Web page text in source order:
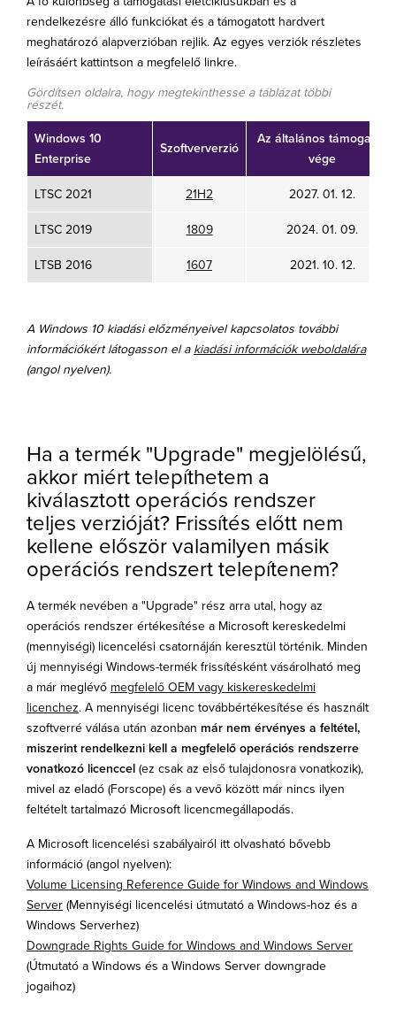
rendelkezésre álló funkciókat és a támogatott hardvert
meghatározó alapverzióban rejlik. Az egyes verziók részletes
leírásáért kattintson a megfelelő linkre.
Gördítsen oldalra, hogy megtekinthesse a táblázat többi
részét.
Windows 10
Enterprise
Szoftververzió
Az általános támogatás
vége
LTSC 2021 21H2 2027. 01. 12.
LTSC 2019 1809 2024. 01. 09.
LTSB 2016 1607 2021. 10. 12.
A Windows 10 kiadási előzményeivel kapcsolatos további
információkért látogasson el a kiadási információk weboldalára
(angol nyelven).
Ha a termék "Upgrade" megjelölésű,
akkor miért telepíthetem a
kiválasztott operációs rendszer
teljes verzióját? Frissítés előtt nem
kellene először valamilyen másik
operációs rendszert telepítenem?
A termék nevében a "Upgrade" rész arra utal, hogy az
operációs rendszer értékesítése a Microsoft kereskedelmi
(mennyiségi) licencelési csatornáján keresztül történik. Minden
új mennyiségi Windows-termék frissítésként vásárolható meg
a már meglévő megfelelő OEM vagy kiskereskedelmi
licenchez. A mennyiségi licenc továbbértékesítése és használt
szoftverré válása után azonban már nem érvényes a feltétel,
miszerint rendelkezni kell a megfelelő operációs rendszerre
vonatkozó licenccel (ez csak az első tulajdonosra vonatkozik),
mivel az eladó (Forscope) és a vevő között már nincs ilyen
feltételt tartalmazó Microsoft licencmegállapodás.
A Microsoft licencelési szabályairól itt olvasható bővebb
információ (angol nyelven):
Volume Licensing Reference Guide for Windows and Windows
Server (Mennyiségi licencelési útmutató a Windows-hoz és a
Windows Serverhez)
Downgrade Rights Guide for Windows and Windows Server
(Útmutató a Windows és a Windows Server downgrade
jogaihoz)